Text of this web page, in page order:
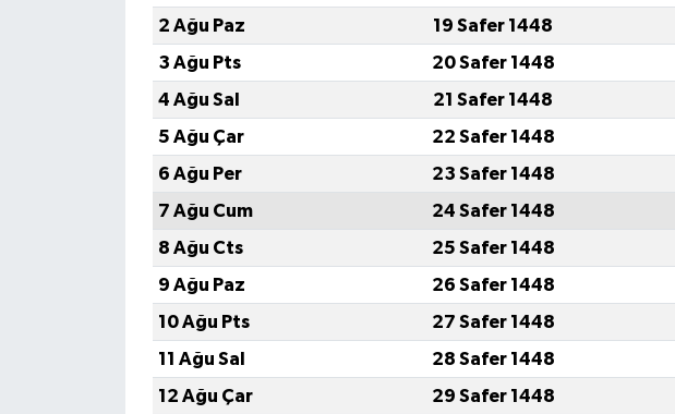
2 Ağu Paz
19 Safer 1448
3 Ağu Pts
20 Safer 1448
4 Ağu Sal
21 Safer 1448
5 Ağu Çar
22 Safer 1448
6 Ağu Per
23 Safer 1448
7 Ağu Cum
24 Safer 1448
8 Ağu Cts
25 Safer 1448
9 Ağu Paz
26 Safer 1448
10 Ağu Pts
27 Safer 1448
11 Ağu Sal
28 Safer 1448
12 Ağu Çar
29 Safer 1448